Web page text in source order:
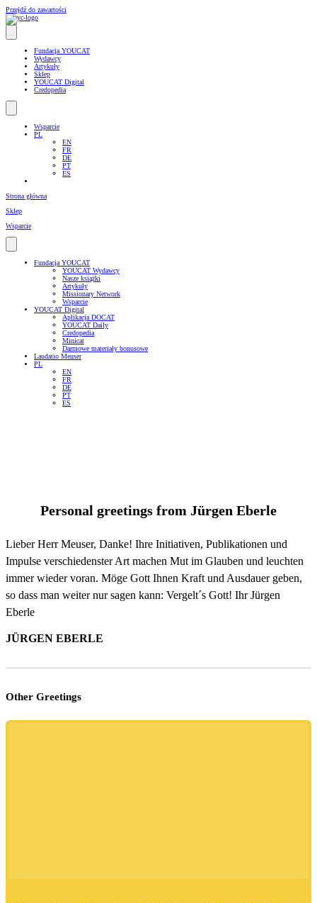
Przejdź do zawartości
Fundacja YOUCAT
Wydawcy
Artykuły
Sklep
YOUCAT Digital
Credopedia
Wsparcie
PL
EN
FR
DE
PT
ES
Strona główna
Sklep
Wsparcie
Fundacja YOUCAT
YOUCAT Wydawcy
Nasze książki
Artykuły
Missionary Network
Wsparcie
YOUCAT Digital
Aplikacja DOCAT
YOUCAT Daily
Credopedia
Minicat
Darmowe materiały bonusowe
Laudatio Meuser
PL
EN
FR
DE
PT
ES
Personal greetings from Jürgen Eberle
Lieber Herr Meuser, Danke! Ihre Initiativen, Publikationen und
Impulse verschiedenster Art machen Mut im Glauben und leuchten
immer wieder voran. Möge Gott Ihnen Kraft und Ausdauer geben,
so dass man weiter nur sagen kann: Vergelt´s Gott! Ihr Jürgen
Eberle
JÜRGEN EBERLE
Other Greetings